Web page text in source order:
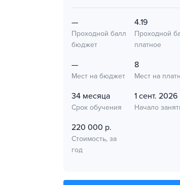
—
Проходной балл
бюджет
4.19
Проходной
платное
—
Мест на бюджет
8
Мест на
34 месяца
Срок обучения
1 сент. 2026
Начало
220 000 р.
Стоимость, за
год